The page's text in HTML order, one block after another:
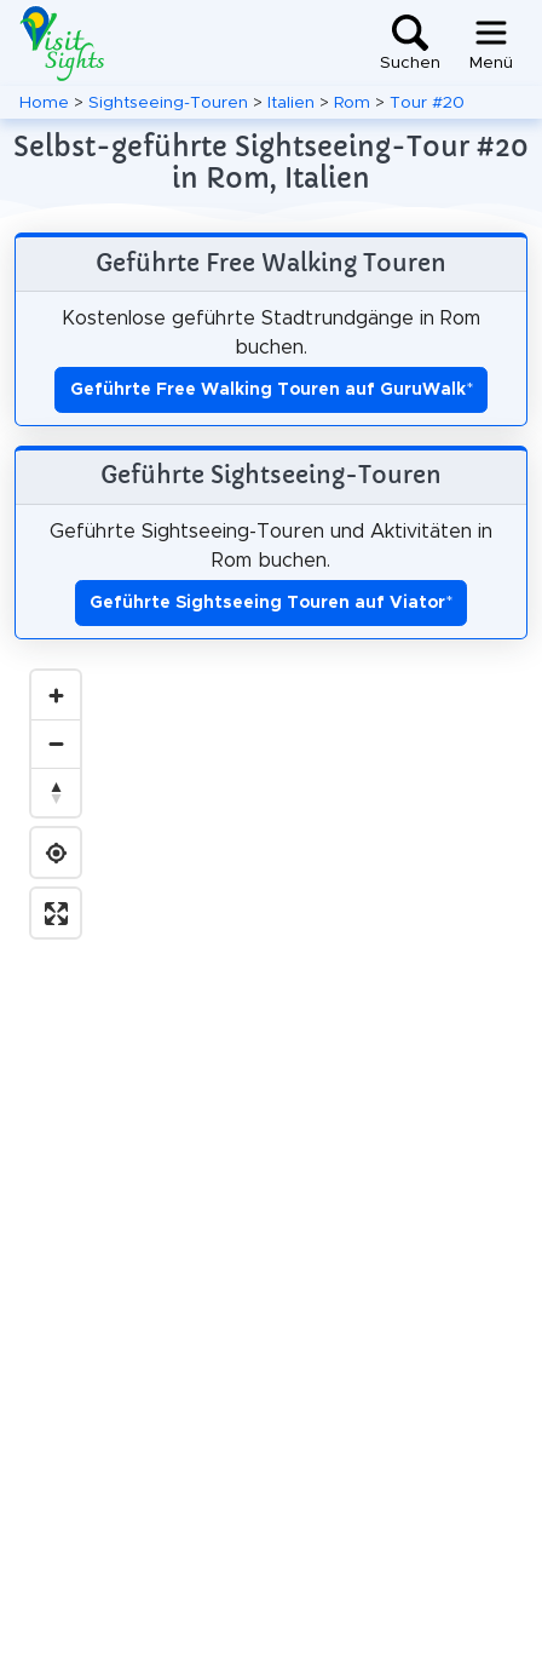
Suchen Menü
Home > Sightseeing-Touren > Italien > Rom > Tour #20
Selbst-geführte Sightseeing-Tour #20
in Rom, Italien
Geführte Free Walking Touren
Kostenlose geführte Stadtrundgänge in Rom
buchen.
Geführte Free Walking Touren auf GuruWalk*
Geführte Sightseeing-Touren
Geführte Sightseeing-Touren und Aktivitäten in
Rom buchen.
Geführte Sightseeing Touren auf Viator*